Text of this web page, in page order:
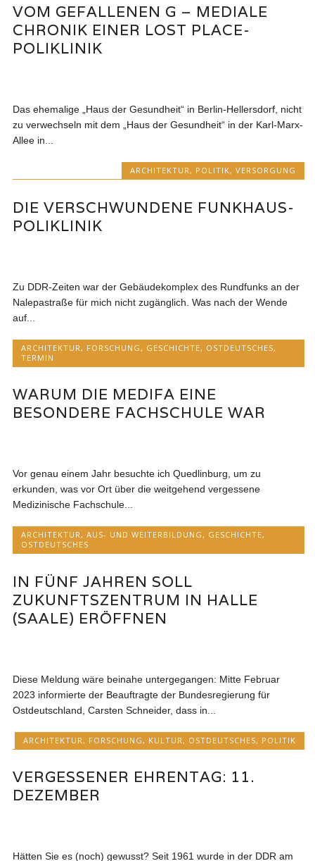
VOM GEFALLENEN G – MEDIALE
CHRONIK EINER LOST PLACE-
POLIKLINIK
Das ehemalige „Haus der Gesundheit“ in Berlin-Hellersdorf, nicht
zu verwechseln mit dem „Haus der Gesundheit“ in der Karl-Marx-
Allee in...
ARCHITEKTUR, POLITIK, VERSORGUNG
DIE VERSCHWUNDENE FUNKHAUS-
POLIKLINIK
Zu DDR-Zeiten war der Gebäudekomplex des Rundfunks an der
Nalepastraße für mich nicht zugänglich. Was nach der Wende
auf...
ARCHITEKTUR , FORSCHUNG , GESCHICHTE, OSTDEUTSCHES,
TERMIN
WARUM DIE MEDIFA EINE
BESONDERE FACHSCHULE WAR
Vor genau einem Jahr besuchte ich Quedlinburg, um zu
erkunden, was vor Ort über die weitgehend vergessene
Medizinische Fachschule...
ARCHITEKTUR,AUS- UND WEITERBILDUNG, GESCHICHTE,
OSTDEUTSCHES
IN FÜNF JAHREN SOLL
ZUKUNFTSZENTRUM IN HALLE
(SAALE) ERÖFFNEN
Diese Meldung wäre beinahe untergegangen: Mitte Februar
2023 informierte der Beauftragte der Bundesregierung für
Ostdeutschland, Carsten Schneider, dass in...
ARCHITEKTUR , FORSCHUNG , KULTUR , OSTDEUTSCHES, POLITIK
VERGESSENER EHRENTAG: 11.
DEZEMBER
Hätten Sie es (noch) gewusst? Seit 1961 wurde in der DDR am